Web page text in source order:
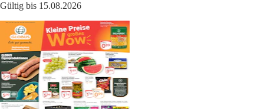
Gültig bis 15.08.2026